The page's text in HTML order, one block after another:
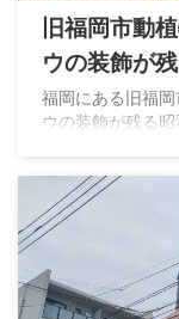
旧福岡市動
ウの装飾が
福岡にある旧福
ウの装飾が残る昭